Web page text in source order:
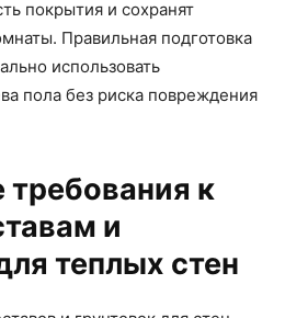
покрытия и сохранят
Правильная подготовка
использовать
пола без риска повреждения
требования к
и
теплых стен